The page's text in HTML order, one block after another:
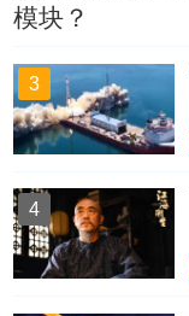
模块？
3
4